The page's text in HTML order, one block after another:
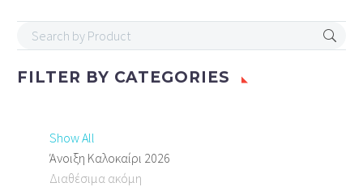
FILTER BY CATEGORIES
Show All
Άνοιξη Καλοκαίρι 2026
Διαθέσιμα ακόμη